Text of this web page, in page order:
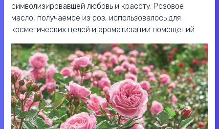
символизировавшей любовь и красоту. Розовое
масло, получаемое из роз, использовалось для
косметических целей и ароматизации помещений.